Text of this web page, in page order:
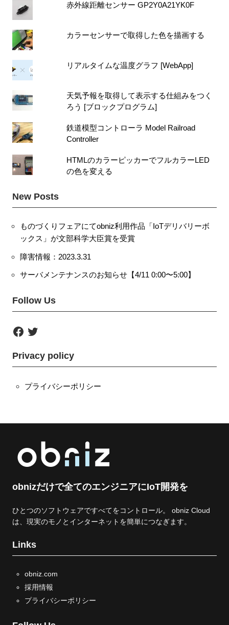
赤外線距離センサー GP2Y0A21YK0F
カラーセンサーで取得した色を描画する
リアルタイムな温度グラフ [WebApp]
天気予報を取得して表示する仕組みをつく
ろう [ブロックプログラム]
鉄道模型コントローラ Model Railroad
Controller
HTMLのカラーピッカーでフルカラーLED
の色を変える
New Posts
ものづくりフェアにてobniz利用作品「IoTデリバリーボ
ックス」が文部科学大臣賞を受賞
障害情報：2023.3.31
サーバメンテナンスのお知らせ【4/11 0:00〜5:00】
Follow Us
F
a
e
b
o
T
w
t
e
Privacy policy
プライバシーポリシー
obnizだけで全てのエンジニアにIoT開発を
ひとつのソフトウェアですべてをコントロール。 obniz Cloud
は、現実のモノとインターネットを簡単につなぎます。
Links
obniz.com
採用情報
プライバシーポリシー